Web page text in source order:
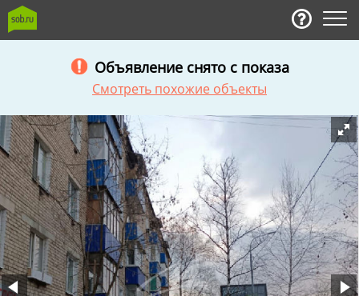
Объявление снято с показа
Смотреть похожие объекты